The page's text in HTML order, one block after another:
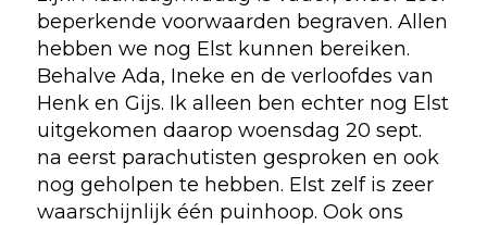
beperkende voorwaarden begraven. Allen
hebben we nog Elst kunnen bereiken.
Behalve Ada, Ineke en de verloofdes van
Henk en Gijs. Ik alleen ben echter nog Elst
uitgekomen daarop woensdag 20 sept.
na eerst parachutisten gesproken en ook
nog geholpen te hebben. Elst zelf is zeer
waarschijnlijk één puinhoop. Ook ons